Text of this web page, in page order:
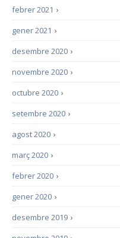
›
febrer 2021
›
gener 2021
›
desembre 2020
›
novembre 2020
›
octubre 2020
›
setembre 2020
›
agost 2020
›
març 2020
›
febrer 2020
›
gener 2020
›
desembre 2019